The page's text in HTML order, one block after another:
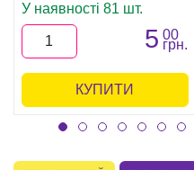
У наявності 81 шт.
5 00
грн.
КУПИТИ